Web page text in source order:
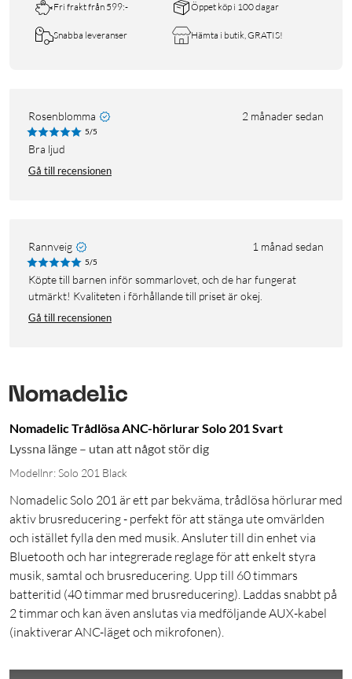
Fri frakt från 599:- Öppet köp i 100 dagar
Snabba leveranser Hämta i butik, GRATIS!
Rosenblomma 2 månader sedan
5/5
Bra ljud
Gå till recensionen
Rannveig 1 månad sedan
5/5
Köpte till barnen inför sommarlovet, och de har fungerat
utmärkt! Kvaliteten i förhållande till priset är okej.
Gå till recensionen
Nomadelic Trådlösa ANC-hörlurar Solo 201 Svart
Lyssna länge – utan att något stör dig
Modellnr: Solo 201 Black
Nomadelic Solo 201 är ett par bekväma, trådlösa hörlurar med
aktiv brusreducering - perfekt för att stänga ute omvärlden
och istället fylla den med musik. Ansluter till din enhet via
Bluetooth och har integrerade reglage för att enkelt styra
musik, samtal och brusreducering. Upp till 60 timmars
batteritid (40 timmar med brusreducering). Laddas snabbt på
2 timmar och kan även anslutas via medföljande AUX-kabel
(inaktiverar ANC-läget och mikrofonen).